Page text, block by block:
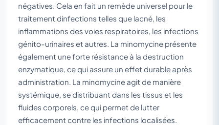
négatives. Cela en fait un remède universel pour le
traitement dinfections telles que lacné, les
inflammations des voies respiratoires, les infections
génito-urinaires et autres. La minomycine présente
également une forte résistance à la destruction
enzymatique, ce qui assure un effet durable après
administration. La minomycine agit de manière
systémique, se distribuant dans les tissus et les
fluides corporels, ce qui permet de lutter
efficacement contre les infections localisées.